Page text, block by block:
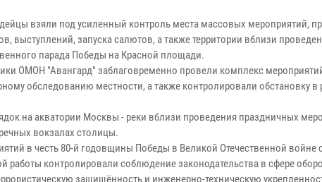
взяли под усиленный контроль места массовых мероприятий,
выступлений, запуска салютов, а также территории вблизи
парада Победы на Красной площади.
ОМОН "Авангард" заблаговременно провели комплекс
обследованию местности, а также контролировали обстановку в
на акватории Москвы - реки вблизи проведения праздничных
вокзалах столицы.
в честь 80-й годовщины Победы в Великой Отечественной войне
контролировали соблюдение законодательства в сфере
защищённость и инженерно-техническую